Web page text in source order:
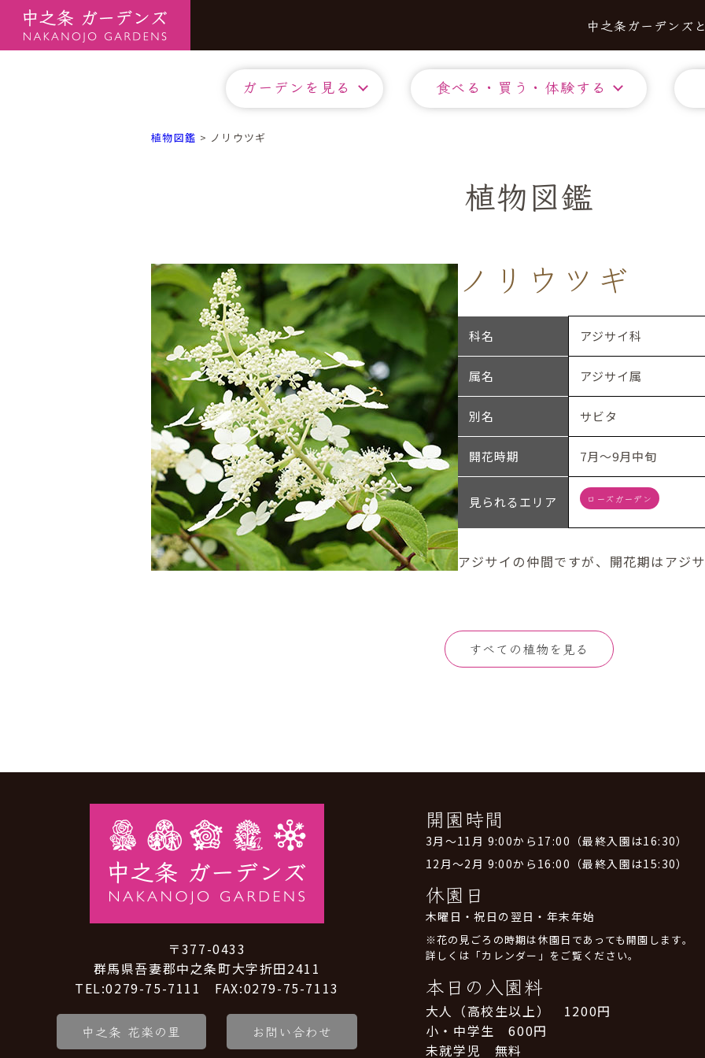
中之条ガーデンズ
ガーデンを見る 食べる・買う・体験する
植物図鑑 > ノリウツギ
植物図鑑
ノリウツギ
科名 アジサイ科
属名 アジサイ属
別名 サビタ
開花時期 7月～9月中旬
見られるエリア ローズガーデン
アジサイの仲間ですが、開花期はアジサ
すべての植物を見る
〒377-0433
群馬県吾妻郡中之条町大字折田2411
TEL:0279-75-7111 FAX:0279-75-7113
中之条 花楽の里 お問い合わせ
開園時間
3月～11月 9:00から17:00（最終入園は16:30）
12月～2月 9:00から16:00（最終入園は15:30）
休園日
木曜日・祝日の翌日・年末年始
※花の見ごろの時期は休園日であっても開園します。
詳しくは「カレンダー」をご覧ください。
本日の入園料
大人（高校生以上） 1200円
小・中学生 600円
未就学児 無料